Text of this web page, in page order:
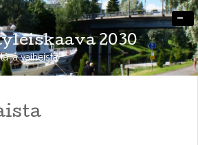
2030
ja vaiheista
-